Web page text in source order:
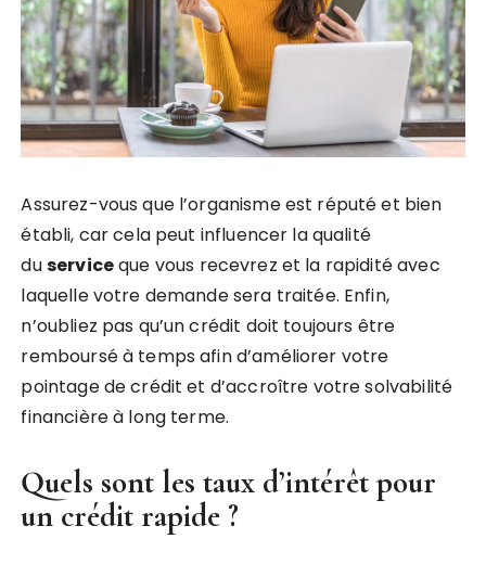
Assurez-vous que l’organisme est réputé et bien
établi, car cela peut influencer la qualité
duserviceque vous recevrez et la rapidité avec
laquelle votre demande sera traitée. Enfin,
n’oubliez pas qu’un crédit doit toujours être
remboursé à temps afin d’améliorer votre
pointage de crédit et d’accroître votre solvabilité
financière à long terme.
Quels sont les taux d’intérêt pour
un crédit rapide ?